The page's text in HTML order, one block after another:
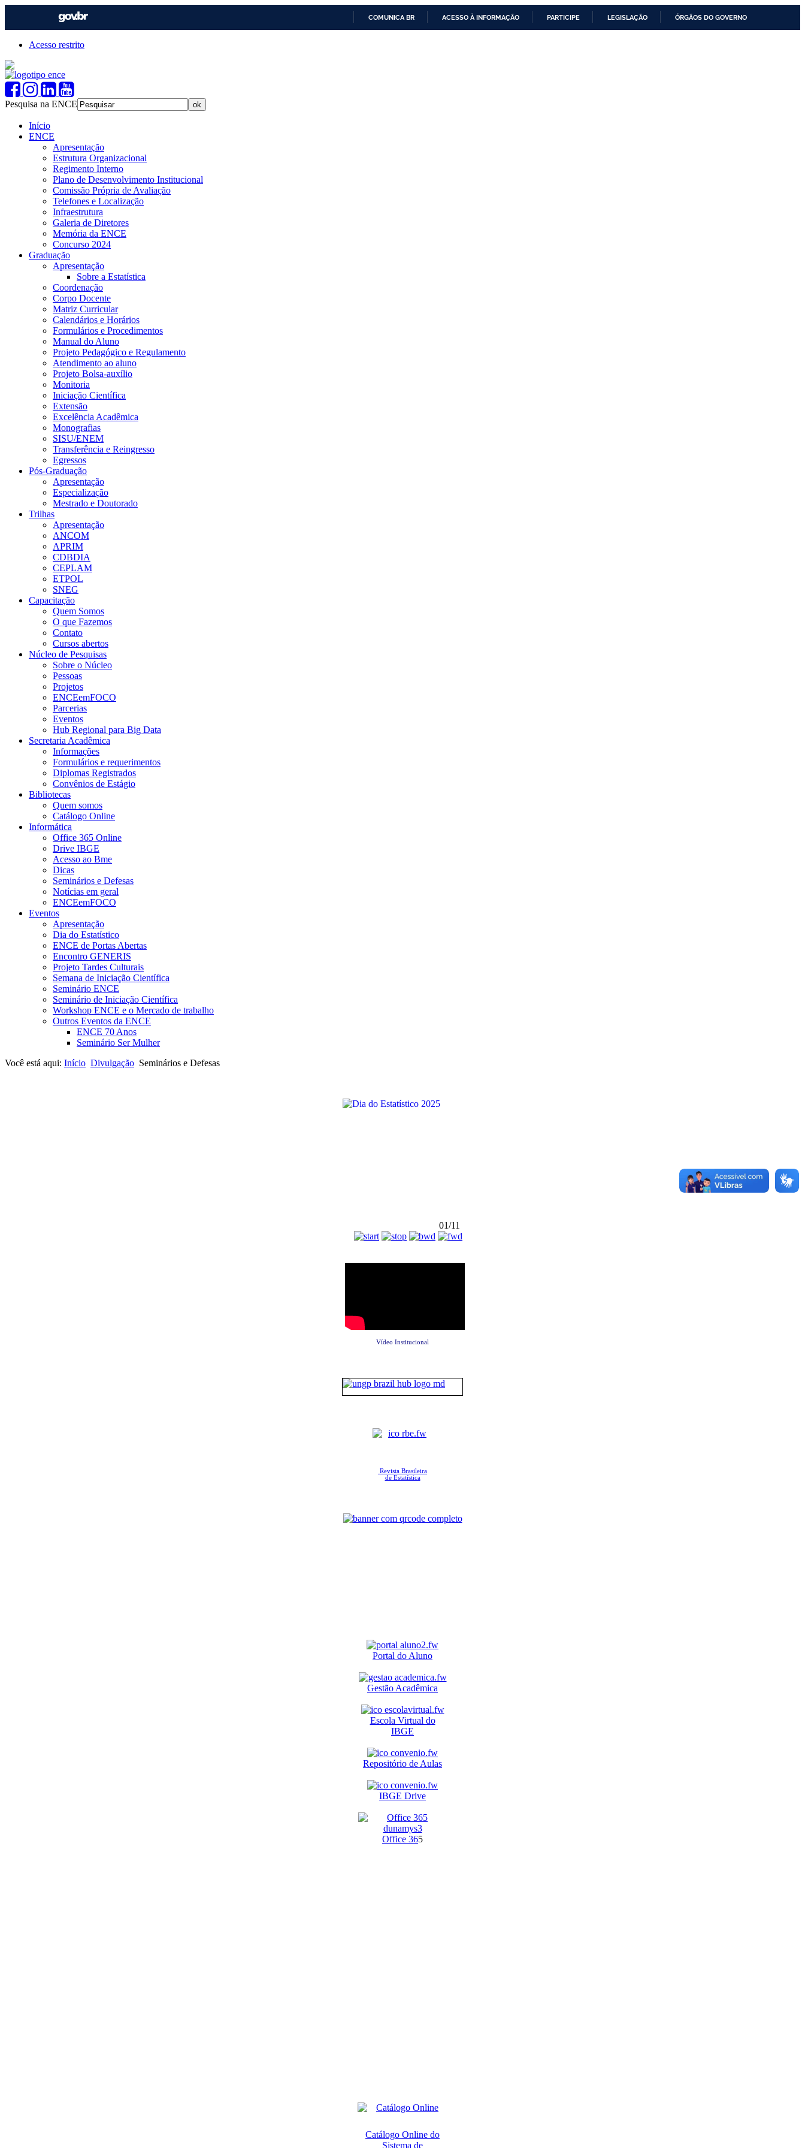
COMUNICA BR ACESSO À INFORMAÇÃO PARTICIPE LEGISLAÇÃO ÓRGÃOS DO GOVERNO
Acesso restrito
Pesquisa na ENCE
Início
ENCE
Apresentação
Estrutura Organizacional
Regimento Interno
Plano de Desenvolvimento Institucional
Comissão Própria de Avaliação
Telefones e Localização
Infraestrutura
Galeria de Diretores
Memória da ENCE
Concurso 2024
Graduação
Apresentação
Sobre a Estatística
Coordenação
Corpo Docente
Matriz Curricular
Calendários e Horários
Formulários e Procedimentos
Manual do Aluno
Projeto Pedagógico e Regulamento
Atendimento ao aluno
Projeto Bolsa-auxílio
Monitoria
Iniciação Científica
Extensão
Excelência Acadêmica
Monografias
SISU/ENEM
Transferência e Reingresso
Egressos
Pós-Graduação
Apresentação
Especialização
Mestrado e Doutorado
Trilhas
Apresentação
ANCOM
APRIM
CDBDIA
CEPLAM
ETPOL
SNEG
Capacitação
Quem Somos
O que Fazemos
Contato
Cursos abertos
Núcleo de Pesquisas
Sobre o Núcleo
Pessoas
Projetos
ENCEemFOCO
Parcerias
Eventos
Hub Regional para Big Data
Secretaria Acadêmica
Informações
Formulários e requerimentos
Diplomas Registrados
Convênios de Estágio
Bibliotecas
Quem somos
Catálogo Online
Informática
Office 365 Online
Drive IBGE
Acesso ao Bme
Dicas
Seminários e Defesas
Notícias em geral
ENCEemFOCO
Eventos
Apresentação
Dia do Estatístico
ENCE de Portas Abertas
Encontro GENERIS
Projeto Tardes Culturais
Semana de Iniciação Científica
Seminário ENCE
Seminário de Iniciação Científica
Workshop ENCE e o Mercado de trabalho
Outros Eventos da ENCE
ENCE 70 Anos
Seminário Ser Mulher
Você está aqui: Início Divulgação Seminários e Defesas
01/11
Vídeo Institucional
Revista Brasileira
de Estatística
Portal do Aluno
Gestão Acadêmica
Escola Virtual do
IBGE
Repositório de Aulas
IBGE Drive
Office 365
Catálogo Online do
Sistema de